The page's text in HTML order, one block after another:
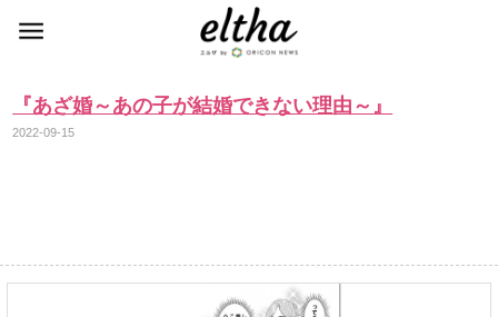
『あざ婚～あの子が結婚できない理由～』
2022-09-15